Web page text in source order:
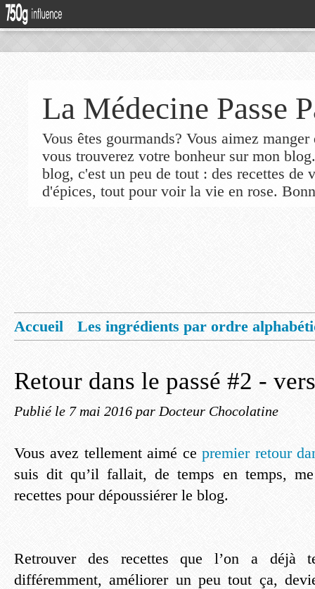
La Médecine Passe
Vous êtes gourmands? Vous aimez
vous trouverez votre bonheur sur mon
blog, c'est un peu de tout : des recettes de
d'épices, tout pour voir la vie en rose.
Accueil
Les ingrédients par ordre
Retour dans le passé #2 -
Publié le 7 mai 2016 par Docteur Chocolatine
Vous avez tellement aimé cepremier retour
suis dit qu’il fallait, de temps en temps,
recettes pour dépoussiérer le blog.
Retrouver des recettes que l’on a déjà
différemment, améliorer un peu tout ça,